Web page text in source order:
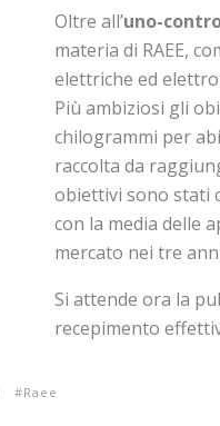
Oltre all’uno-
materia di RAEE,
elettriche ed
Più ambiziosi gli
chilogrammi per
raccolta da
obiettivi sono stati
con la media delle
mercato nei tre
Si attende ora la
recepimento
Raee